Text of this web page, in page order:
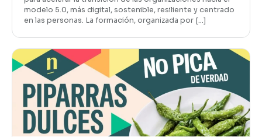
modelo 5.0, más digital, sostenible, resiliente y centrado
en las personas. La formación, organizada por […]